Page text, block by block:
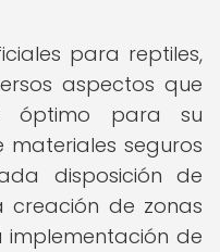
para reptiles,
aspectos que
óptimo para su
materiales seguros
disposición de
creación de zonas
de